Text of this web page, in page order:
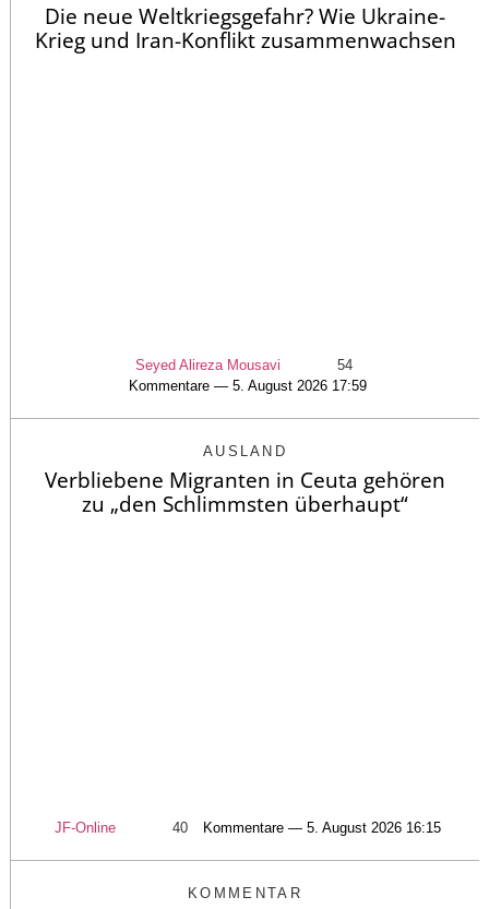
Die neue Weltkriegsgefahr? Wie Ukraine-
Krieg und Iran-Konflikt zusammenwachsen
Seyed Alireza Mousavi
54
Kommentare — 5. August 2026 17:59
AUSLAND
Verbliebene Migranten in Ceuta gehören
zu „den Schlimmsten überhaupt“
JF-Online 40 Kommentare — 5. August 2026 16:15
KOMMENTAR